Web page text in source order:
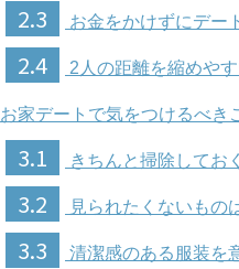
2.3 お金をかけずにデー
2.4 2人の距離を縮めや
お家デートで気をつけるべき
3.1 きちんと掃除しておく
3.2 見られたくないもの
3.3 清潔感のある服装を